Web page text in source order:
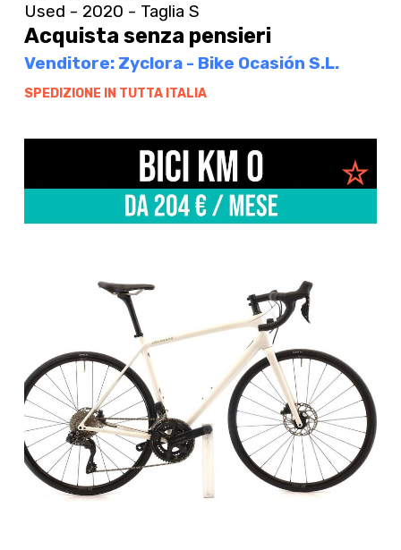
Used - 2020 - Taglia S
Acquista senza pensieri
Venditore: Zyclora - Bike Ocasión S.L.
SPEDIZIONE IN TUTTA ITALIA